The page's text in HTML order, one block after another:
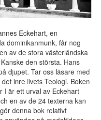
Eckehart, en
dominikanmunk, får nog
av de stora västerländska
den största. Hans
djupet. Tar oss läsare med
inre livets Teologi. Boken
I är ett urval av Eckehart
en av de 24 texterna kan
denna bok relativt